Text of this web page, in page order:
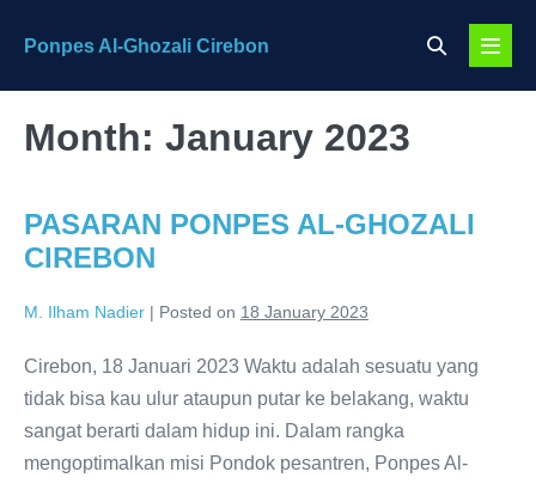
Ponpes Al-Ghozali Cirebon
Search
Menu
Month: January 2023
PASARAN PONPES AL-GHOZALI
CIREBON
M. Ilham Nadier | Posted on 18 January 2023
Cirebon, 18 Januari 2023 Waktu adalah sesuatu yang
tidak bisa kau ulur ataupun putar ke belakang, waktu
sangat berarti dalam hidup ini. Dalam rangka
mengoptimalkan misi Pondok pesantren, Ponpes Al-